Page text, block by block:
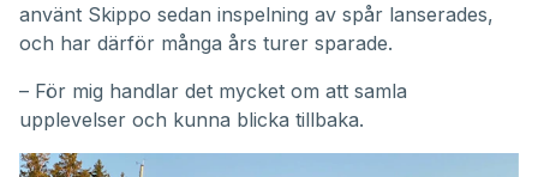
använt Skippo sedan inspelning av spår lanserades,
och har därför många års turer sparade.
– För mig handlar det mycket om att samla
upplevelser och kunna blicka tillbaka.